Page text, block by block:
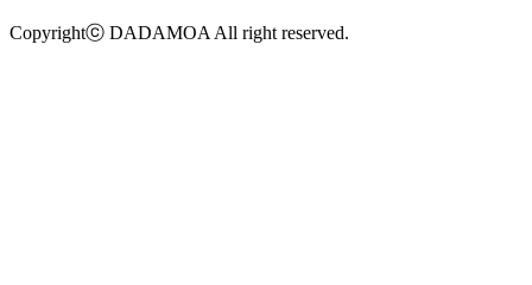
Copyrightⓒ DADAMOA All right reserved.